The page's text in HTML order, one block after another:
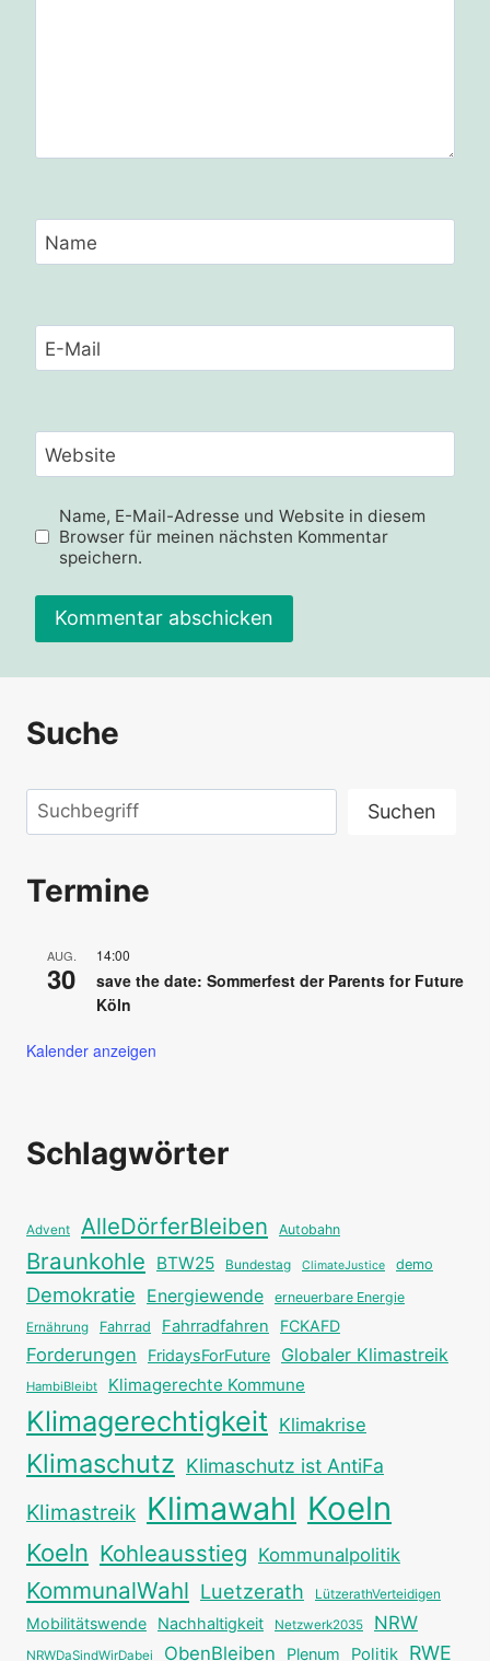
Name
E-Mail
Website
Name, E-Mail-Adresse und Website in diesem
Browser für meinen nächsten Kommentar
speichern.
Alternative:
Suche
Suchen Suchen
Termine
AUG.
30
14:00
save the date: Sommerfest der Parents for Future
Köln
Kalender anzeigen
Schlagwörter
Advent AlleDörferBleiben Autobahn
Braunkohle BTW25 Bundestag ClimateJustice demo
Demokratie Energiewende erneuerbare Energie
Ernährung Fahrrad Fahrradfahren FCKAFD
Forderungen FridaysForFuture Globaler Klimastreik
HambiBleibt Klimagerechte Kommune
Klimagerechtigkeit Klimakrise
Klimaschutz Klimaschutz ist AntiFa
Klimastreik Klimawahl Koeln
Koeln Kohleausstieg Kommunalpolitik
KommunalWahl Luetzerath LützerathVerteidigen
Mobilitätswende Nachhaltigkeit Netzwerk2035 NRW
NRWDaSindWirDabei ObenBleiben Plenum Politik RWE